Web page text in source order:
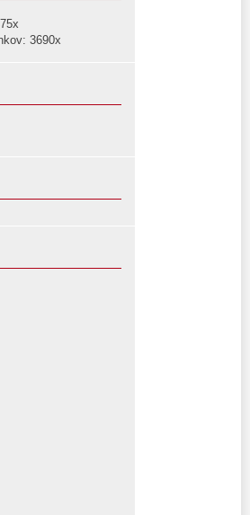
3690x